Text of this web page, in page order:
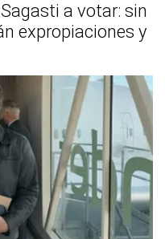
a votar: sin
expropiaciones y